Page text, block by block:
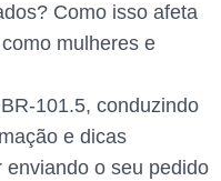
Como isso afeta
mulheres e
101.5, conduzindo
e dicas
o seu pedido